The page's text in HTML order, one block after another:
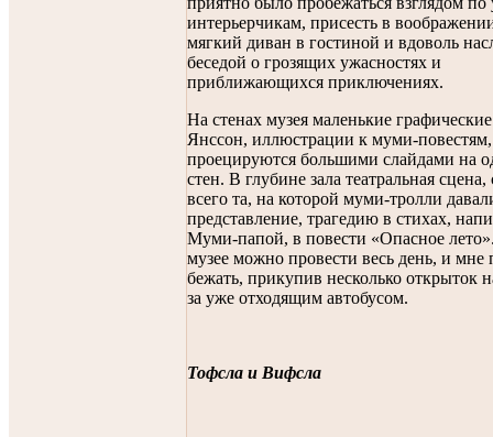
интерьерчикам, присесть в
мягкий диван в гостиной и вдоволь
беседой о грозящих ужасностях и
приближающихся приключениях.
На стенах музея маленькие
Янссон, иллюстрации к муми-
проецируются большими слайдами на
стен. В глубине зала театральная сцена,
всего та, на которой муми-тролли
представление, трагедию в стихах,
Муми-папой, в повести «Опасное
музее можно провести весь день, и мне
бежать, прикупив несколько открыток
за уже отходящим автобусом.
Тофсла и Вифсла